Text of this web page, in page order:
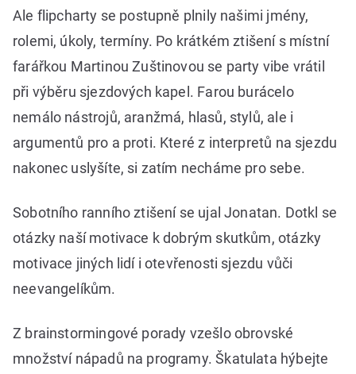
Ale flipcharty se postupně plnily našimi jmény,
rolemi, úkoly, termíny. Po krátkém ztišení s místní
farářkou Martinou Zuštinovou se party vibe vrátil
při výběru sjezdových kapel. Farou burácelo
nemálo nástrojů, aranžmá, hlasů, stylů, ale i
argumentů pro a proti. Které z interpretů na sjezdu
nakonec uslyšíte, si zatím necháme pro sebe.
Sobotního ranního ztišení se ujal Jonatan. Dotkl se
otázky naší motivace k dobrým skutkům, otázky
motivace jiných lidí i otevřenosti sjezdu vůči
neevangelíkům.
Z brainstormingové porady vzešlo obrovské
množství nápadů na programy. Škatulata hýbejte